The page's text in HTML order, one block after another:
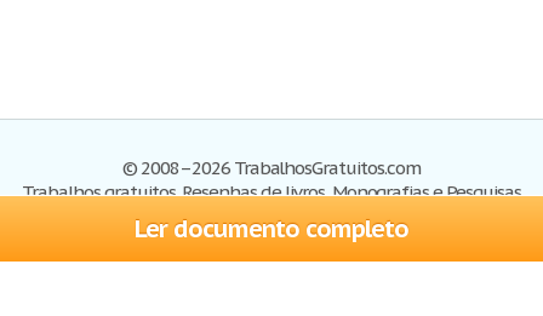
Ler documento completo
© 2008–2026 TrabalhosGratuitos.com
Trabalhos gratuitos, Resenhas de livros, Monografias e Pesquisas